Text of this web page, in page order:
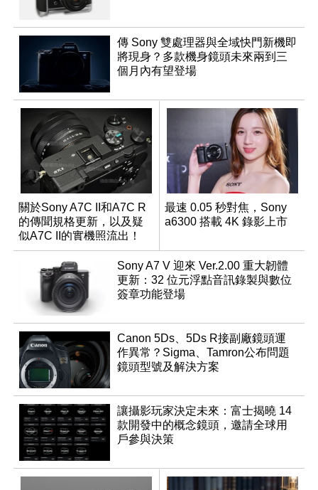
傳 Sony 雙處理器與全域快門新機即
將現身？多款機身鏡頭未來兩到三
個月內有望登場
關於Sony A7C II和A7C R
的傳聞規格更新，以及疑
似A7C II的實機照流出！
最速 0.05 秒對焦，Sony
a6300 搭載 4K 錄影上市
Sony A7 V 迎來 Ver.2.00 重大韌體
更新：32 位元浮點音訊錄製與數位
簽章功能登場
Canon 5Ds、5Ds R接副廠鏡頭運
作異常？Sigma、Tamron公布問題
鏡頭型號及解決方案
讓攝影玩家決定未來：富士揭曉 14
款開發中的概念鏡頭，邀請全球用
戶參與決策